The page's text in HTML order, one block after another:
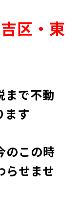
区・東
まで不動
ます
のこの時
らせませ